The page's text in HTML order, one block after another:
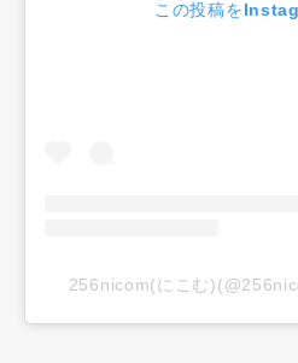
この投稿を
256nicom(にこむ